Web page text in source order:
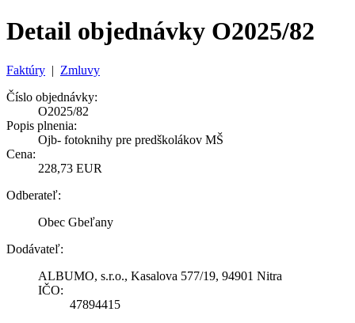
Detail objednávky O2025/82
Faktúry | Zmluvy
Číslo objednávky:
O2025/82
Popis plnenia:
Ojb- fotoknihy pre predškolákov MŠ
Cena:
228,73 EUR
Odberateľ:
Obec Gbeľany
Dodávateľ:
ALBUMO, s.r.o., Kasalova 577/19, 94901 Nitra
IČO:
47894415